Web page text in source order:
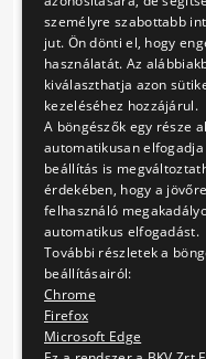
ESETI
Eljárás száma
Ajánlattételi
határidő
Ajánlattételi
Tájékoztató
személyre szabottabb
jut. Ön dönti el, hogy
használatát. Az
kiválaszthatja azon
kezeléséhez hozzájárul.
A böngészők egy része
automatikusan
beállítás is
érdekében, hogy a
felhasználó
automatikus elfogadást.
További részletek a
beállításairól:
Chrome
Firefox
Microsoft Edge